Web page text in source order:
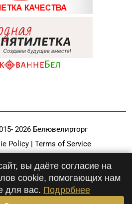
2026 Белювелирторг
Policy | Terms of Service
вы даёте согласие на
cookie, помогающих нам
для вас. Подробнее